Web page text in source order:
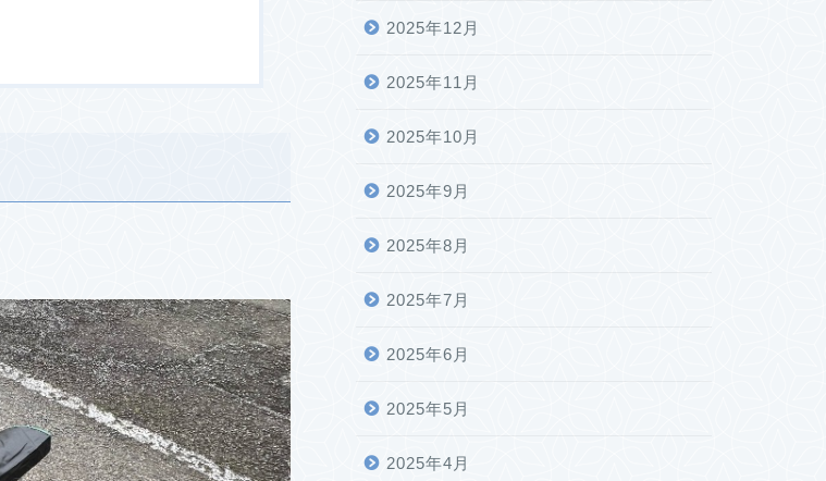
2025年12月
2025年11月
2025年10月
2025年9月
2025年8月
2025年7月
2025年6月
2025年5月
2025年4月